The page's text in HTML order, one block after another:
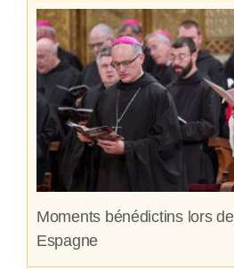
Moments bénédictins lors
Espagne